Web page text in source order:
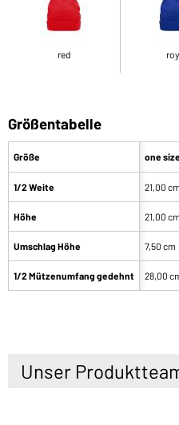
red
Größentabelle
Größe
1/2 Weite
Höhe
Umschlag Höhe
1/2 Mützenumfang gedehnt
one size
21,00 cm
21,00 cm
7,50 cm
28,00
Unser